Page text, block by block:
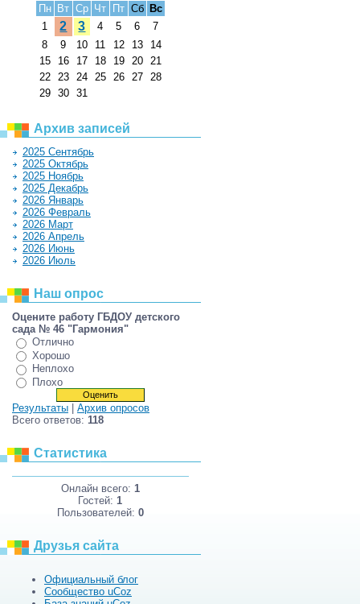
Пн Вт Ср Чт Пт Сб Вс
1
2 3 4 5 6
7
8
9 10 11 12 13
14
15
16 17 18 19 20 21
22 23 24 25 26 27 28
29 30 31
Архив записей
2025 Сентябрь
2025 Октябрь
2025 Ноябрь
2025 Декабрь
2026 Январь
2026 Февраль
2026 Март
2026 Апрель
2026 Июнь
2026 Июль
Наш опрос
Оцените работу ГБДОУ детского
сада № 46 "Гармония"
Отлично
Хорошо
Неплохо
Плохо
Результаты
Архив опросов
Всего ответов: 118
Статистика
Онлайн всего: 1
Гостей: 1
Пользователей: 0
Друзья сайта
Официальный блог
Сообщество uCoz